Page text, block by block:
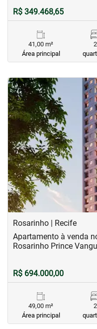
R$ 349.468,65
41,00 m²
Área principal
2
<< <<
‹Previous
Rosarinho | Recife
Apartamento à venda
Rosarinho Prince
R$ 694.000,00
49,00 m²
Área principal
2